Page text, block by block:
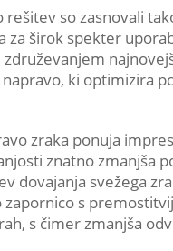
so zasnovali
za širok spekter
ki optimizira
zraka ponuja
znatno zmanjša
dovajanja svežega
s
s čimer zmanjša